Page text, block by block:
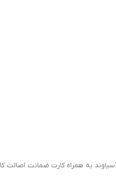
آسیاوند به همراه کارت ضمانت